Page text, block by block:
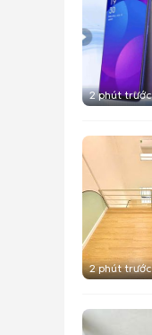
2 phút trước
2 phút trước